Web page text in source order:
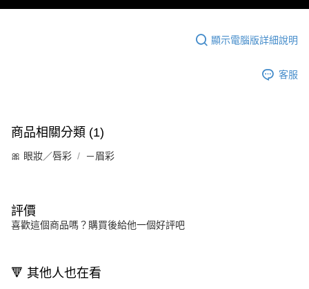
顯示電腦版詳細說明
客服
商品相關分類 (1)
🎀 眼妝／唇彩 －眉彩
評價
喜歡這個商品嗎？購買後給他一個好評吧
🔻 其他人也在看